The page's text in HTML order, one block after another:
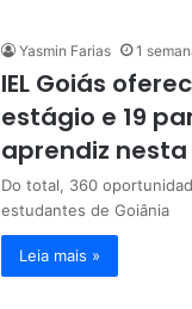
Yasmin Farias 1
IEL Goiás
estágio e 19
aprendiz
Do total, 360
estudantes de Goiânia
Leia mais »